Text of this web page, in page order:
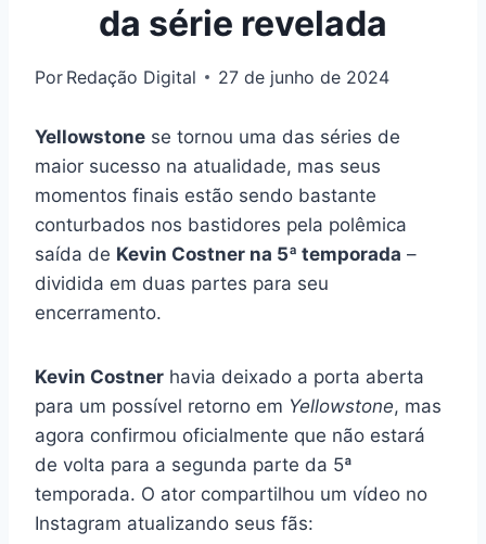
da série revelada
Por Redação Digital 27 de junho de 2024
Yellowstone se tornou uma das séries de
maior sucesso na atualidade, mas seus
momentos finais estão sendo bastante
conturbados nos bastidores pela polêmica
saída de Kevin Costner na 5ª temporada –
dividida em duas partes para seu
encerramento.
Kevin Costner havia deixado a porta aberta
para um possível retorno em Yellowstone, mas
agora confirmou oficialmente que não estará
de volta para a segunda parte da 5ª
temporada. O ator compartilhou um vídeo no
Instagram atualizando seus fãs: